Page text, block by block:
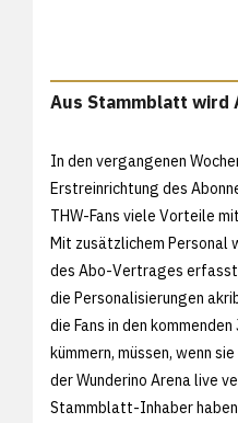
Aus Stammblatt wird
In den vergangenen
Erstreinrichtung des
THW-Fans viele Vorteile
Mit zusätzlichem Personal
des Abo-Vertrages
die Personalisierungen
die Fans in den
kümmern, müssen, wenn
der Wunderino Arena live
Stammblatt-Inhaber